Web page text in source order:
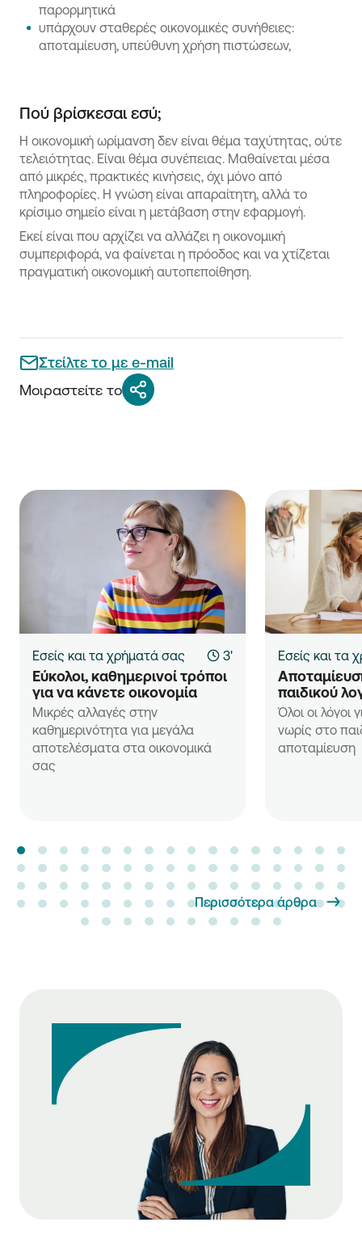
παρορμητικά
υπάρχουν σταθερές οικονομικές συνήθειες:
αποταμίευση, υπεύθυνη χρήση πιστώσεων,
Πού βρίσκεσαι εσύ;
Η οικονομική ωρίμανση δεν είναι θέμα ταχύτητας, ούτε
τελειότητας. Είναι θέμα συνέπειας. Μαθαίνεται μέσα
από μικρές, πρακτικές κινήσεις, όχι μόνο από
πληροφορίες. Η γνώση είναι απαραίτητη, αλλά το
κρίσιμο σημείο είναι η μετάβαση στην εφαρμογή.
Εκεί είναι που αρχίζει να αλλάζει η οικονομική
συμπεριφορά, να φαίνεται η πρόοδος και να χτίζεται
πραγματική οικονομική αυτοπεποίθηση.
Στείλτε το με e-mail
Μοιραστείτε το
Εσείς και τα χρήματά σας 3'
Εύκολοι, καθημερινοί τρόποι
για να κάνετε οικονομία
Μικρές αλλαγές στην
καθημερινότητα για μεγάλα
αποτελέσματα στα οικονομικά
σας
Εσείς και τα
παιδικού
Όλοι οι λόγοι
νωρίς στο
αποταμίευση
Περισσότερα άρθρα